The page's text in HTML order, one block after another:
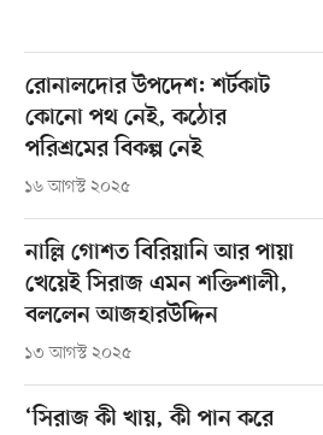
রোনালদোর উপদেশ: শর্টকাট
কোনো পথ নেই, কঠোর
পরিশ্রমের বিকল্প নেই
১৬ আগস্ট ২০২৫
নাল্লি গোশত বিরিয়ানি আর পায়া
খেয়েই সিরাজ এমন শক্তিশালী,
বললেন আজহারউদ্দিন
১৩ আগস্ট ২০২৫
‘সিরাজ কী খায়, কী পান করে